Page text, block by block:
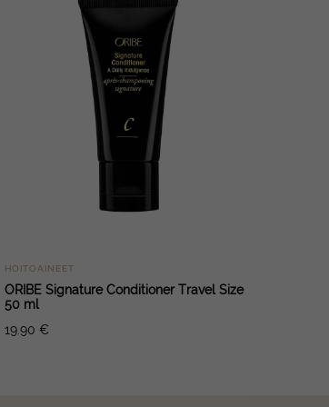
HOITOAINEET
ORIBE Signature Conditioner Travel Size
50 ml
19.90 €